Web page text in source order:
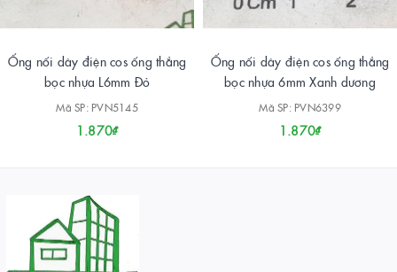
Ống nối dây điện cos ống thẳng
bọc nhựa L6mm Đỏ
Mã SP: PVN5145
1.870₫
Ống nối dây điện cos ống thẳng
bọc nhựa 6mm Xanh dương
Mã SP: PVN6399
1.870₫